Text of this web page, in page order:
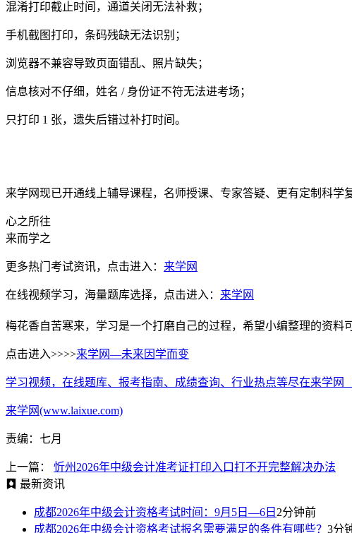
混淆打印截止时间，通道关闭无法补救；
手机截图打印，条码残缺无法识别；
浏览器不兼容导致页面错乱、照片缺失；
信息核对不仔细，姓名 / 身份证不符无法进考场；
只打印 1 张，遗失后错过补打时间。
来学网现已开通线上辅导课程，名师授课、专家答疑、更有定制科学
心之所往
来而学之
更多热门考试资讯，点击进入： 来学网
在线视频学习，海量题库选择，点击进入： 来学网
梅花香自苦寒来，学习是一个打磨自己的过程，希望小编整理的资料
点击进入>>>>来学网—未来因学而变
学习视频，在线题库、报考指南、成绩查询、行业热点等尽在来学网
来学网(www.laixue.com)
责编：七月
上一篇：
忻州2026年中级会计准考证打印入口打不开完整解决办法
最新资讯
成都2026年中级会计资格考试时间：9月5日—6日 2分钟前
成都2026年中级会计资格考试报名需要满足的条件有哪些？ 3分